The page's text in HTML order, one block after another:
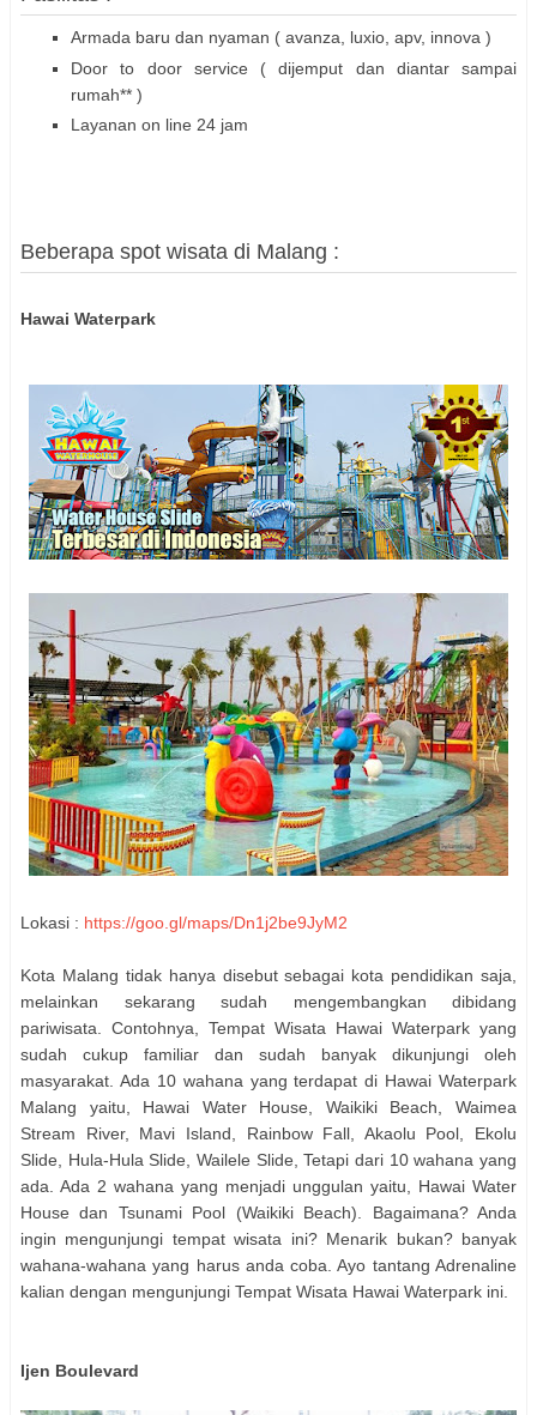
Armada baru dan nyaman ( avanza, luxio, apv, innova )
Door to door service ( dijemput dan diantar sampai
rumah** )
Layanan on line 24 jam
Beberapa spot wisata di Malang :
Hawai Waterpark
Lokasi : https://goo.gl/maps/Dn1j2be9JyM2
Kota Malang tidak hanya disebut sebagai kota pendidikan saja,
melainkan sekarang sudah mengembangkan dibidang
pariwisata. Contohnya, Tempat Wisata Hawai Waterpark yang
sudah cukup familiar dan sudah banyak dikunjungi oleh
masyarakat. Ada 10 wahana yang terdapat di Hawai Waterpark
Malang yaitu, Hawai Water House, Waikiki Beach, Waimea
Stream River, Mavi Island, Rainbow Fall, Akaolu Pool, Ekolu
Slide, Hula-Hula Slide, Wailele Slide, Tetapi dari 10 wahana yang
ada. Ada 2 wahana yang menjadi unggulan yaitu, Hawai Water
House dan Tsunami Pool (Waikiki Beach). Bagaimana? Anda
ingin mengunjungi tempat wisata ini? Menarik bukan? banyak
wahana-wahana yang harus anda coba. Ayo tantang Adrenaline
kalian dengan mengunjungi Tempat Wisata Hawai Waterpark ini.
Ijen Boulevard